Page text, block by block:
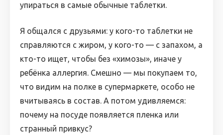
упираться в самые обычные таблетки.
Я общался с друзьями: у кого-то таблетки не
справляются с жиром, у кого-то — с запахом, а
кто-то ищет, чтобы без «химозы», иначе у
ребёнка аллергия. Смешно — мы покупаем то,
что видим на полке в супермаркете, особо не
вчитываясь в состав. А потом удивляемся:
почему на посуде появляется пленка или
странный привкус?